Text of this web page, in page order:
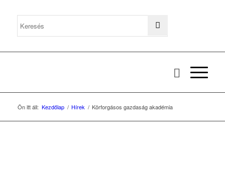
Ön itt áll: Kezdőlap / Hírek / Körforgásos gazdaság akadémia